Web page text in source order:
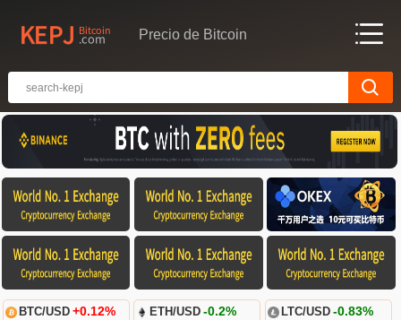
Precio de Bitcoin
BTC/USD +0.12% ETH/USD -0.2% LTC/USD -0.83%